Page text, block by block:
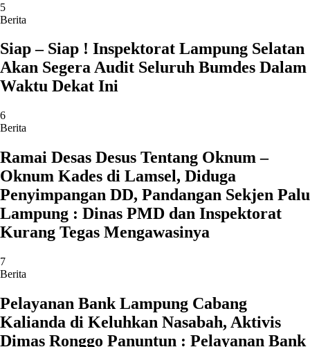
5
Berita
Siap – Siap ! Inspektorat Lampung Selatan
Akan Segera Audit Seluruh Bumdes Dalam
Waktu Dekat Ini
6
Berita
Ramai Desas Desus Tentang Oknum –
Oknum Kades di Lamsel, Diduga
Penyimpangan DD, Pandangan Sekjen Palu
Lampung : Dinas PMD dan Inspektorat
Kurang Tegas Mengawasinya
7
Berita
Pelayanan Bank Lampung Cabang
Kalianda di Keluhkan Nasabah, Aktivis
Dimas Ronggo Panuntun : Pelayanan Bank